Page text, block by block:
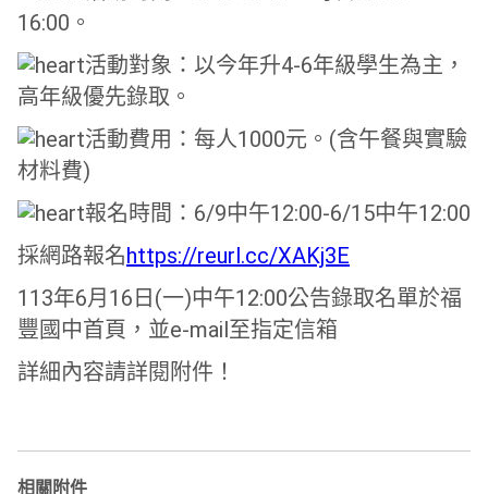
16:00。
活動對象：以今年升4-6年級學生為主，
高年級優先錄取。
活動費用：每人1000元。(含午餐與實驗
材料費)
報名時間：6/9中午12:00-6/15中午12:00
採網路報名https://reurl.cc/XAKj3E
113年6月16日(一)中午12:00公告錄取名單於福
豐國中首頁，並e-mail至指定信箱
詳細內容請詳閱附件！
相關附件